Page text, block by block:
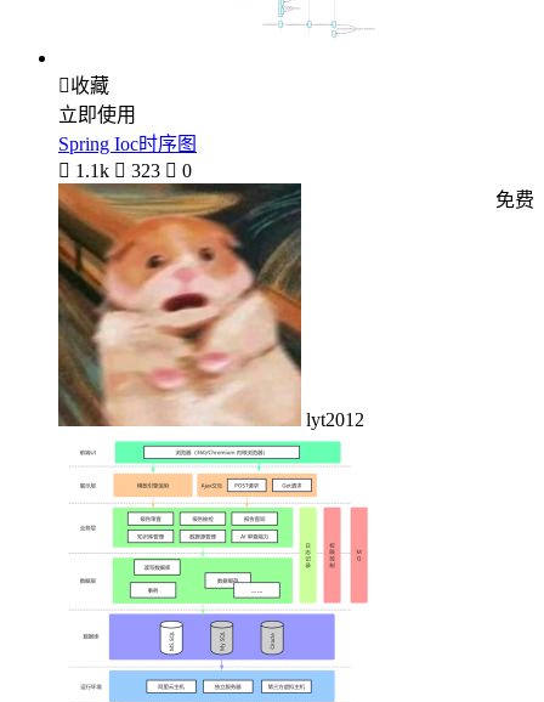
收藏
立即使用
Spring Ioc时序图
 1.1k  323  0
lyt2012
免费